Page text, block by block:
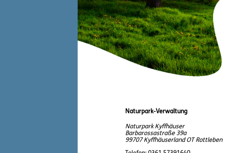
Naturpark-Verwaltung
Naturpark Kyffhäuser
Barbarossastraße 39a
99707 Kyffhäuserland OT Rottleben